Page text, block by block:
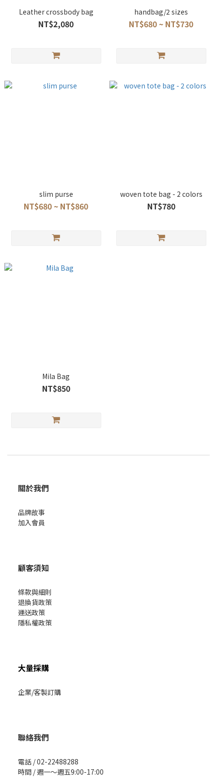
Leather crossbody bag
NT$2,080
handbag/2 sizes
NT$680 ~ NT$730
slim purse
NT$680 ~ NT$860
woven tote bag - 2 colors
NT$780
Mila Bag
NT$850
關於我們
品牌故事
加入會員
顧客須知
條款與細則
退換貨政策
運送政策
隱私權政策
大量採購
企業/客製訂購
聯絡我們
電話 / 02-22488288
時間 / 週一～週五9:00-17:00